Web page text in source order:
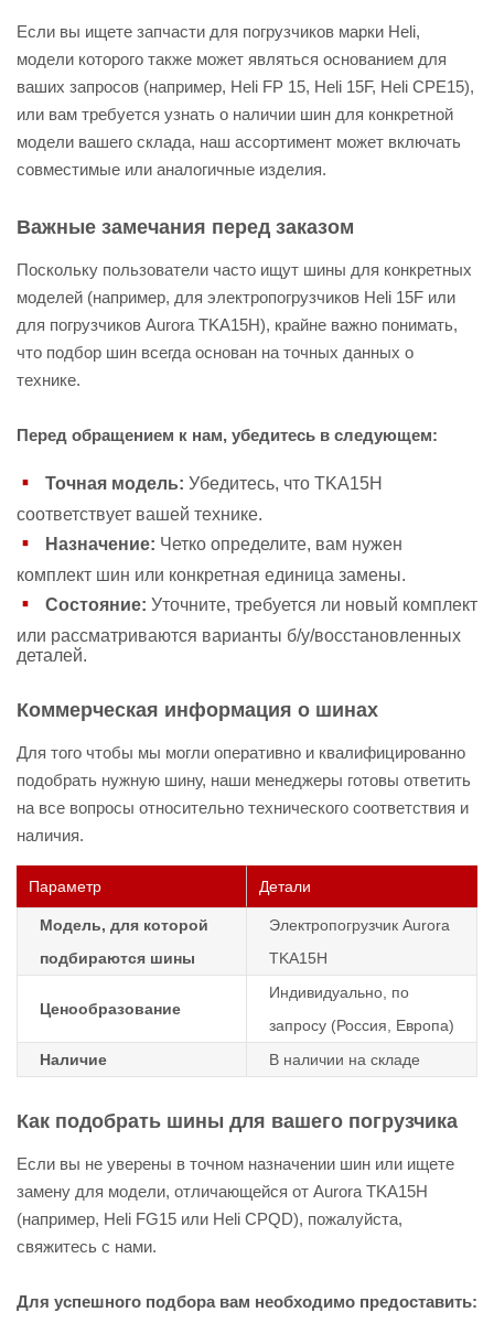
Если вы ищете запчасти для погрузчиков марки Heli,
модели которого также может являться основанием для
ваших запросов (например, Heli FP 15, Heli 15F, Heli CPE15),
или вам требуется узнать о наличии шин для конкретной
модели вашего склада, наш ассортимент может включать
совместимые или аналогичные изделия.
Важные замечания перед заказом
Поскольку пользователи часто ищут шины для конкретных
моделей (например, для электропогрузчиков Heli 15F или
для погрузчиков Aurora TKA15H), крайне важно понимать,
что подбор шин всегда основан на точных данных о
технике.
Перед обращением к нам, убедитесь в следующем:
Точная модель: Убедитесь, что TKA15H
соответствует вашей технике.
Назначение: Четко определите, вам нужен
комплект шин или конкретная единица замены.
Состояние: Уточните, требуется ли новый комплект
или рассматриваются варианты б/у/восстановленных
деталей.
Коммерческая информация о шинах
Для того чтобы мы могли оперативно и квалифицированно
подобрать нужную шину, наши менеджеры готовы ответить
на все вопросы относительно технического соответствия и
наличия.
Параметр Детали
Модель, для которой
подбираются шины
Электропогрузчик Aurora
TKA15H
Ценообразование
Индивидуально, по
запросу (Россия, Европа)
Наличие
В наличии на складе
Как подобрать шины для вашего погрузчика
Если вы не уверены в точном назначении шин или ищете
замену для модели, отличающейся от Aurora TKA15H
(например, Heli FG15 или Heli CPQD), пожалуйста,
свяжитесь с нами.
Для успешного подбора вам необходимо предоставить: